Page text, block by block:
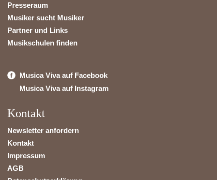
Presseraum
Musiker sucht Musiker
Partner und Links
Musikschulen finden
Musica Viva auf Facebook
Musica Viva auf Instagram
Kontakt
Newsletter anfordern
Kontakt
Impressum
AGB